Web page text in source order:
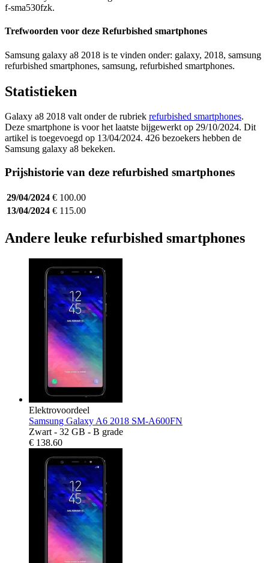
f-sma530fzk.
Trefwoorden voor deze Refurbished smartphones
Samsung galaxy a8 2018 is te vinden onder: galaxy, 2018, samsung
refurbished smartphones, samsung, refurbished smartphones.
Statistieken
Galaxy a8 2018 valt onder de rubriek refurbished smartphones.
Deze smartphone is voor het laatste bijgewerkt op 29/10/2024. Dit
artikel is toegevoegd op 13/04/2024. 426 bezoekers hebben de
Samsung galaxy a8 bekeken.
Prijshistorie van deze refurbished smartphones
29/04/2024 € 100.00
13/04/2024 € 115.00
Andere leuke refurbished smartphones
Elektrovoordeel
Samsung Galaxy A6 2018 SM-A600FN
Zwart - 32 GB - B grade
€ 138.60